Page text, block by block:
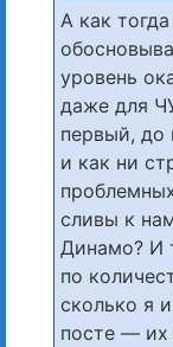
А как
уровень
даже для
первый, до
и как ни
сливы к
Динамо? И
по
сколько я
посте — их